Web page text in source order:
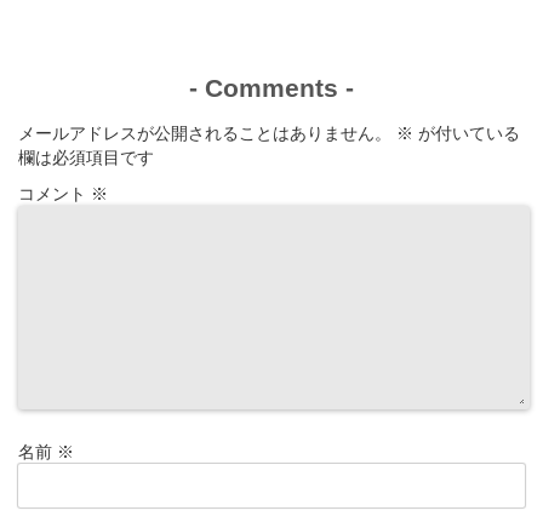
- Comments -
メールアドレスが公開されることはありません。 ※ が付いている
欄は必須項目です
コメント ※
名前 ※